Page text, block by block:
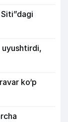
uyushtirdi,
ko‘p